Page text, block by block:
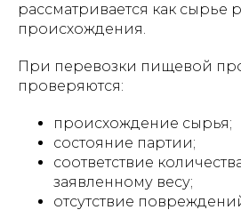
рассматривается как сырье
происхождения.
При перевозки пищевой
проверяются:
происхождение сырья;
состояние партии;
соответствие
заявленному весу;
отсутствие